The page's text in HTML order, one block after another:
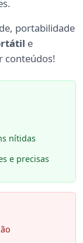
portabilidade
e
conteúdos!
nítidas
e precisas